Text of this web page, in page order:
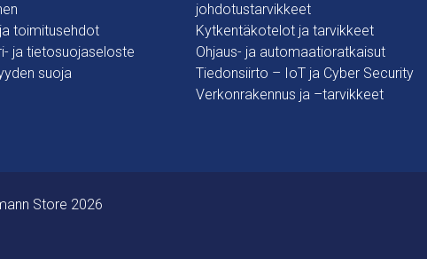
toimitusehdot
ja tietosuojaseloste
suoja
johdotustarvikkeet
Kytkentäkotelot ja tarvikkeet
Ohjaus- ja automaatioratkaisut
Tiedonsiirto – IoT ja Cyber Security
Verkonrakennus ja –tarvikkeet
Store 2026